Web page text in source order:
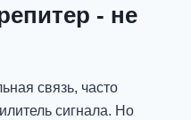
- не
связь, часто
сигнала. Но